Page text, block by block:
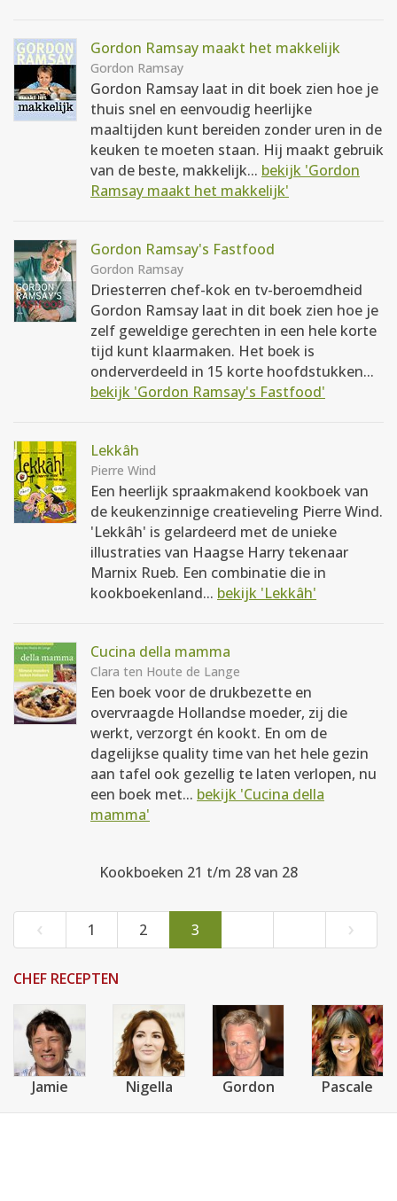
Gordon Ramsay maakt het makkelijk
Gordon Ramsay
Gordon Ramsay laat in dit boek zien hoe je
thuis snel en eenvoudig heerlijke
maaltijden kunt bereiden zonder uren in de
keuken te moeten staan. Hij maakt gebruik
van de beste, makkelijk... bekijk 'Gordon
Ramsay maakt het makkelijk'
Gordon Ramsay's Fastfood
Gordon Ramsay
Driesterren chef-kok en tv-beroemdheid
Gordon Ramsay laat in dit boek zien hoe je
zelf geweldige gerechten in een hele korte
tijd kunt klaarmaken. Het boek is
onderverdeeld in 15 korte hoofdstukken...
bekijk 'Gordon Ramsay's Fastfood'
Lekkâh
Pierre Wind
Een heerlijk spraakmakend kookboek van
de keukenzinnige creatieveling Pierre Wind.
'Lekkâh' is gelardeerd met de unieke
illustraties van Haagse Harry tekenaar
Marnix Rueb. Een combinatie die in
kookboekenland... bekijk 'Lekkâh'
Cucina della mamma
Clara ten Houte de Lange
Een boek voor de drukbezette en
overvraagde Hollandse moeder, zij die
werkt, verzorgt én kookt. En om de
dagelijkse quality time van het hele gezin
aan tafel ook gezellig te laten verlopen, nu
een boek met... bekijk 'Cucina della
mamma'
Kookboeken 21 t/m 28 van 28
‹ 1 2 3 ›
CHEF RECEPTEN
Jamie Nigella Gordon Pascale